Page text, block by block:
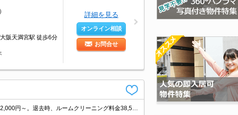
阪天満宮駅 徒歩6分
詳細を見る
オンライン相談
お問合せ